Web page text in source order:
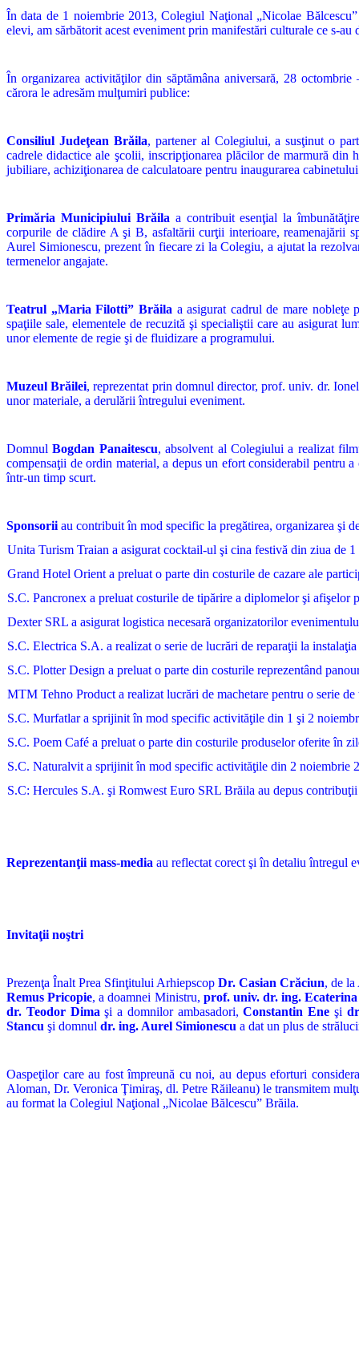
În data de 1 noiembrie 2013, Colegiul Naţional „Nicolae
elevi, am sărbătorit acest eveniment prin manifestări culturale ce s-
În organizarea activităţilor din săptămâna aniversară, 28
cărora le adresăm mulţumiri publice:
Consiliul Judeţean Brăila, partener al Colegiului, a susţinut o
cadrele didactice ale şcolii, inscripţionarea plăcilor de marmură
jubiliare, achiziţionarea de calculatoare pentru inaugurarea
Primăria Municipiului Brăila a contribuit esenţial la
corpurile de clădire A şi B, asfaltării curţii interioare, reamenajării
Aurel Simionescu, prezent în fiecare zi la Colegiu, a ajutat la
termenelor angajate.
Teatrul „Maria Filotti” Brăila a asigurat cadrul de mare nobleţe
spaţiile sale, elementele de recuzită şi specialiştii care au asigurat
unor elemente de regie şi de fluidizare a programului.
Muzeul Brăilei, reprezentat prin domnul director, prof. univ. dr.
unor materiale, a derulării întregului eveniment.
DomnulBogdan Panaitescu, absolvent al Colegiului a realizat
compensaţii de ordin material, a depus un efort considerabil pentru
într-un timp scurt.
Sponsorii au contribuit în mod specific la pregătirea, organizarea şi
Unita Turism Traian a asigurat cocktail-ul şi cina festivă din ziua de
Grand Hotel Orient a preluat o parte din costurile de cazare ale
S.C. Pancronex a preluat costurile de tipărire a diplomelor şi afişelor
Dexter SRL a asigurat logistica necesară organizatorilor
S.C. Electrica S.A. a realizat o serie de lucrări de reparaţii la
S.C. Plotter Design a preluat o parte din costurile reprezentând
MTM Tehno Product a realizat lucrări de machetare pentru o serie
S.C. Murfatlar a sprijinit în mod specific activităţile din 1 şi 2
S.C. Poem Café a preluat o parte din costurile produselor oferite în
S.C. Naturalvit a sprijinit în mod specific activităţile din 2 noiembrie
S.C: Hercules S.A. şi Romwest Euro SRL Brăila au depus
Reprezentanţii mass-media au reflectat corect şi în detaliu întregul
Invitaţii noştri
Prezenţa Înalt Prea Sfinţitului Arhiepscop Dr. Casian Crăciun, de
Remus Pricopie, a doamnei Ministru, prof. univ. dr. ing.
dr. Teodor Dimaşi a domnilor ambasadori, Constantin Ene şi
Stancu şi domnul dr. ing. Aurel Simionescu a dat un plus de
Oaspeţilor care au fost împreună cu noi, au depus eforturi
Aloman, Dr. Veronica Ţimiraş, dl. Petre Răileanu) le transmitem
au format la Colegiul Naţional „Nicolae Bălcescu” Brăila.